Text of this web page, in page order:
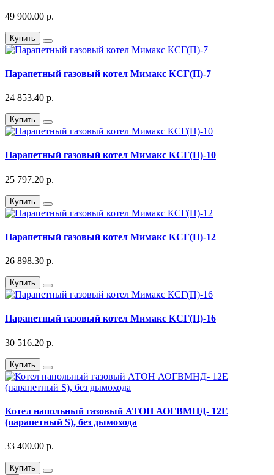
49 900.00 р.
Купить
Парапетный газовый котел Мимакс КСГ(П)-7
24 853.40 р.
Купить
Парапетный газовый котел Мимакс КСГ(П)-10
25 797.20 р.
Купить
Парапетный газовый котел Мимакс КСГ(П)-12
26 898.30 р.
Купить
Парапетный газовый котел Мимакс КСГ(П)-16
30 516.20 р.
Купить
Котел напольный газовый АТОН АОГВМНД- 12Е
(парапетный S), без дымохода
33 400.00 р.
Купить